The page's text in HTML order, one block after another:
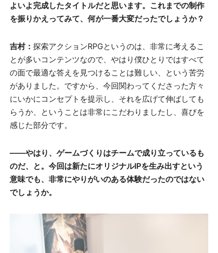
よいよ完成したタイトルだと思います。これまでの制作
を振りかえってみて、何が一番大変だったでしょうか？
吉村： 探索アクションRPGというのは、非常に考えるこ
とが多いコンテンツなので、やはり僕ひとりではすべて
の面で最適な答えを見つけることは難しい、という苦労
がありました。ですから、今回関わってくださった方々
にいかにコンセプトを提示し、それを広げて伸ばしても
らうか、ということは非常にこだわりましたし、喜びを
感じた部分です。
――やはり、ゲームづくりはチームで成り立っているも
のだ、と。今回は新たにオリジナルIPを生み出すという
意味でも、非常にやりがいのある体験だったのではない
でしょうか。